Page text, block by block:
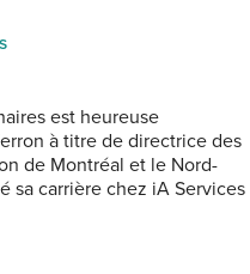
est heureuse
à titre de directrice des
de Montréal et le Nord-
sa carrière chez iA Services